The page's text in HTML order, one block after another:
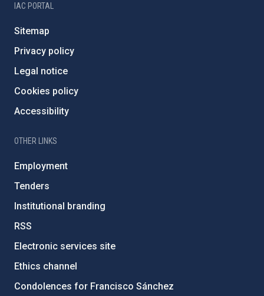
IAC PORTAL
Sitemap
Privacy policy
Legal notice
Cookies policy
Accessibility
OTHER LINKS
Employment
Tenders
Institutional branding
RSS
Electronic services site
Ethics channel
Condolences for Francisco Sánchez